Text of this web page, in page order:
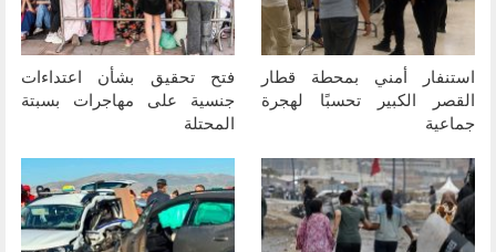
استنفار أمني بمحطة قطار
القصر الكبير تحسبًا لهجرة
جماعية
فتح تحقيق بشأن اعتداءات
جنسية على مهاجرات بسبتة
المحتلة